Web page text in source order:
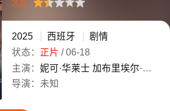
3.0
荐力荐
2025 西班牙
剧情
状态： 正片 /06-18
主演： 妮可·华莱士 加布里埃尔·格瓦拉
导演： 未知